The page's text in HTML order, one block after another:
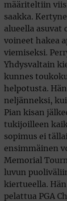
määriteltiin
saakka.
alueella asuvat
voineet hakea
viemiseksi.
Yhdysvaltain
kunnes
helpotusta.
neljänneksi,
Pian kisan
tukijoilleen
sopimus ei
ensimmäinen
Memorial
luvun
kiertueella.
pelattua PGA